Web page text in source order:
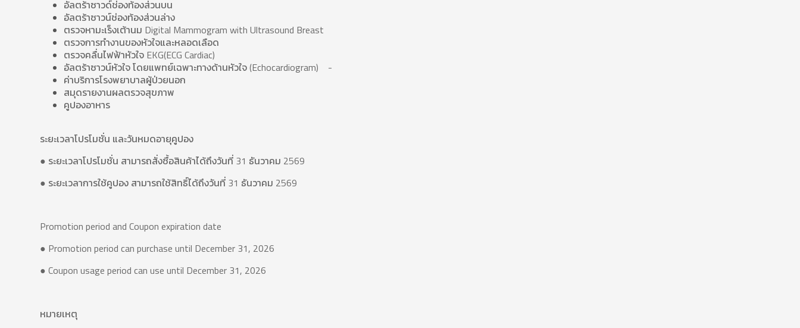
อัลตร้าซาวด์ช่องท้องส่วนบน
อัลตร้าซาวน์ช่องท้องส่วนล่าง
ตรวจหามะเร็งเต้านม Digital Mammogram with Ultrasound Breast
ตรวจการทำงานของหัวใจและหลอดเลือด
ตรวจคลื่นไฟฟ้าหัวใจ EKG(ECG Cardiac)
อัลตร้าซาวน์หัวใจ โดยแพทย์เฉพาะทางด้านหัวใจ (Echocardiogram) -
ค่าบริการโรงพยาบาลผู้ป่วยนอก
สมุดรายงานผลตรวจสุขภาพ
คูปองอาหาร
ระยะเวลาโปรโมชั่น และวันหมดอายุคูปอง
● ระยะเวลาโปรโมชั่น สามารถสั่งซื้อสินค้าได้ถึงวันที่ 31 ธันวาคม 2569
● ระยะเวลาการใช้คูปอง สามารถใช้สิทธิ์ได้ถึงวันที่ 31 ธันวาคม 2569
Promotion period and Coupon expiration date
● Promotion period can purchase until December 31, 2026
● Coupon usage period can use until December 31, 2026
หมายเหตุ